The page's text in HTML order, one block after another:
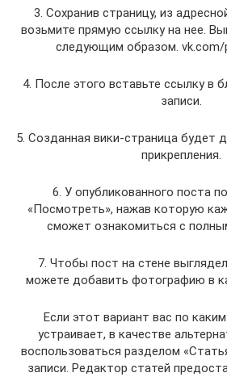
3. Сохранив страницу, из
возьмите прямую ссылку на нее.
следующим образом. vk.com/
4. После этого вставьте ссылку в
записи.
5. Созданная вики-страница будет
прикрепления.
6. У опубликованного поста
«Посмотреть», нажав которую
сможет ознакомиться с
7. Чтобы пост на стене
можете добавить фотографию в
Если этот вариант вас по
устраивает, в качестве
воспользоваться разделом
записи. Редактор статей